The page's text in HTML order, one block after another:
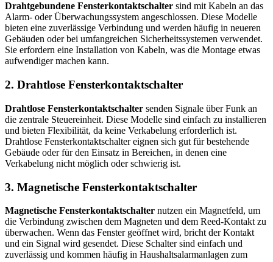
Drahtgebundene Fensterkontaktschalter sind mit Kabeln an das
Alarm- oder Überwachungssystem angeschlossen. Diese Modelle
bieten eine zuverlässige Verbindung und werden häufig in neueren
Gebäuden oder bei umfangreichen Sicherheitssystemen verwendet.
Sie erfordern eine Installation von Kabeln, was die Montage etwas
aufwendiger machen kann.
2. Drahtlose Fensterkontaktschalter
Drahtlose Fensterkontaktschalter senden Signale über Funk an
die zentrale Steuereinheit. Diese Modelle sind einfach zu installieren
und bieten Flexibilität, da keine Verkabelung erforderlich ist.
Drahtlose Fensterkontaktschalter eignen sich gut für bestehende
Gebäude oder für den Einsatz in Bereichen, in denen eine
Verkabelung nicht möglich oder schwierig ist.
3. Magnetische Fensterkontaktschalter
Magnetische Fensterkontaktschalter nutzen ein Magnetfeld, um
die Verbindung zwischen dem Magneten und dem Reed-Kontakt zu
überwachen. Wenn das Fenster geöffnet wird, bricht der Kontakt
und ein Signal wird gesendet. Diese Schalter sind einfach und
zuverlässig und kommen häufig in Haushaltsalarmanlagen zum